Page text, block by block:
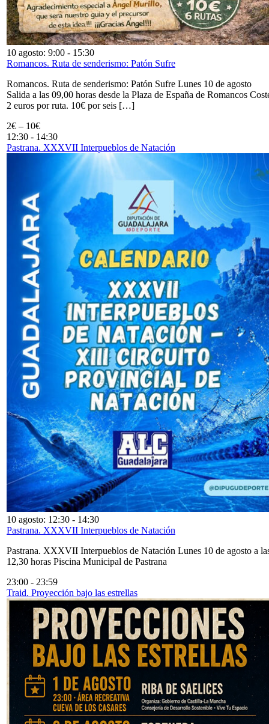
10 agosto: 9:00 - 15:30
Romancos. Ruta de senderismo: Patón Sufre
Romancos. Ruta de senderismo: Patón Sufre Lunes 10 de agosto
Salida a las 09,00 horas desde la Plaza de España de Romancos
2 euros por ruta. 10€ por seis […]
2€ – 10€
12:30 - 14:30
Pastrana. XXXVII Interpueblos de Natación
10 agosto: 12:30 - 14:30
Pastrana. XXXVII Interpueblos de Natación
Pastrana. XXXVII Interpueblos de Natación Lunes 10 de agosto a
12,30 horas Piscina Municipal de Pastrana
23:00 - 23:59
Traid. Proyección bajo las estrellas